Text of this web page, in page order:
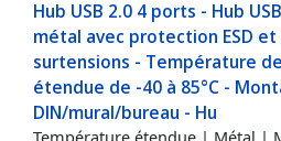
Hub USB 2.0 4 ports - Hub
métal avec protection ESD
surtensions - Température
étendue de -40 à 85°C -
DIN/mural/bureau - Hu